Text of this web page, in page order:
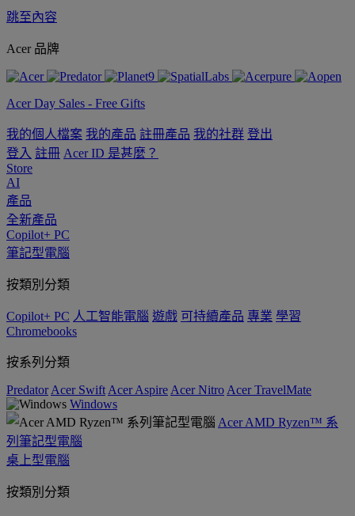
跳至內容
Acer 品牌
Acer Day Sales - Free Gifts
我的個人檔案 我的產品 註冊產品 我的社群 登出
登入 註冊 Acer ID 是甚麼？
Store
AI
產品
全新產品
Copilot+ PC
筆記型電腦
按類別分類
Copilot+ PC 人工智能電腦 遊戲 可持續產品 專業 學習
Chromebooks
按系列分類
Predator Acer Swift Acer Aspire Acer Nitro Acer TravelMate
Windows
Acer AMD Ryzen™ 系
列筆記型電腦
桌上型電腦
按類別分類